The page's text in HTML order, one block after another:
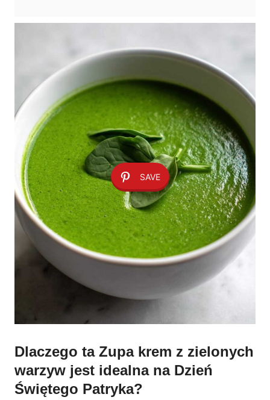
SAVE
Dlaczego ta Zupa krem z zielonych
warzyw jest idealna na Dzień
Świętego Patryka?